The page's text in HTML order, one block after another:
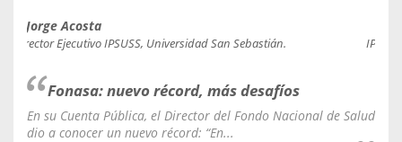
Jorge Acosta
Director Ejecutivo IPSUSS, Universidad San Sebastián.
Fonasa: nuevo récord, más desafíos
En su Cuenta Pública, el Director del Fondo Nacional de Salud
dio a conocer un nuevo récord: “En...